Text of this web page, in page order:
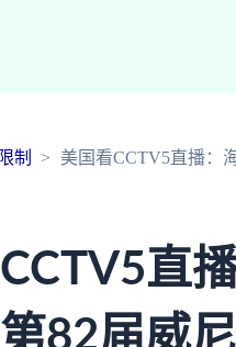
制 美国看CCTV5直播：
直
82届威